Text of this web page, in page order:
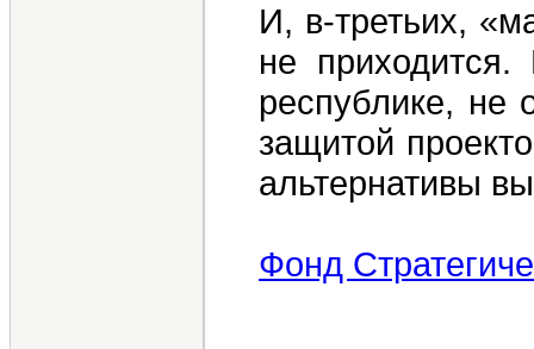
И, в-третьих,
не
республике, не
защитой
альтернативы
Фонд